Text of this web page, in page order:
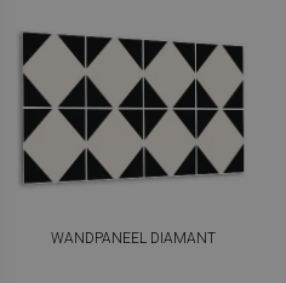
WANDPANEEL DIAMANT